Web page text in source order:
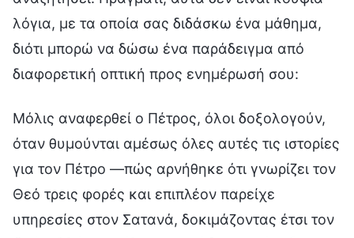
λόγια, με τα οποία σας διδάσκω ένα μάθημα,
διότι μπορώ να δώσω ένα παράδειγμα από
διαφορετική οπτική προς ενημέρωσή σου:
Μόλις αναφερθεί ο Πέτρος, όλοι δοξολογούν,
όταν θυμούνται αμέσως όλες αυτές τις ιστορίες
για τον Πέτρο —πώς αρνήθηκε ότι γνωρίζει τον
Θεό τρεις φορές και επιπλέον παρείχε
υπηρεσίες στον Σατανά, δοκιμάζοντας έτσι τον